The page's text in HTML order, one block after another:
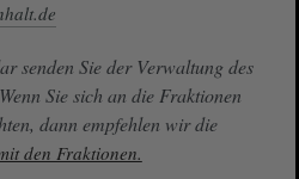
senden Sie der Verwaltung des
Sie sich an die Fraktionen
dann empfehlen wir die
den Fraktionen.